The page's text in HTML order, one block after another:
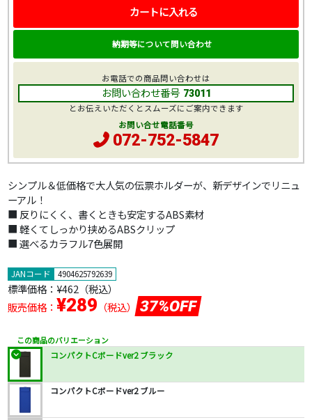
シンプル＆低価格で大人気の伝票ホルダーが、新デザインでリニュ
ーアル！
■ 反りにくく、書くときも安定するABS素材
■ 軽くてしっかり挟めるABSクリップ
■ 選べるカラフル7色展開
JANコード 4904625792639
標準価格： ¥462（税込）
販売価格： ¥289 （税込） 37%OFF
この商品のバリエーション
コンパクトCボードver2 ブラック
コンパクトCボードver2 ブルー
カートに入れる
納期等について問い合わせ
お電話での商品問い合わせは
お問い合わせ番号 73011
とお伝えいただくとスムーズにご案内できます
お問い合せ電話番号
072-752-5847